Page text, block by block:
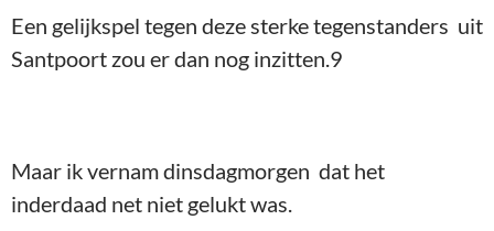
Een gelijkspel tegen deze sterke tegenstanders uit
Santpoort zou er dan nog inzitten.9
Maar ik vernam dinsdagmorgen dat het
inderdaad net niet gelukt was.